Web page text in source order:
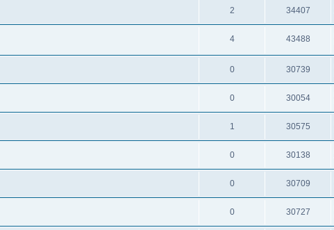
2 34407
4 43488
0 30739
0 30054
1 30575
0 30138
0 30709
0 30727